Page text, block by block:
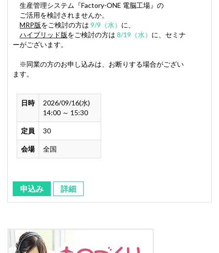
生産管理システム『Factory-ONE 電脳工場』の
ご活用を検討されませんか。
MRP版をご検討の方は 9/9（水） に、
ハイブリッド版をご検討の方は 8/19（水） に、セミナ
ーがございます。
※同業の方のお申し込みは、お断りする場合がござい
ます。
日時
2026/09/16(水)
14:00 ～ 15:30
定員 30
会場 全国
申込み 詳細